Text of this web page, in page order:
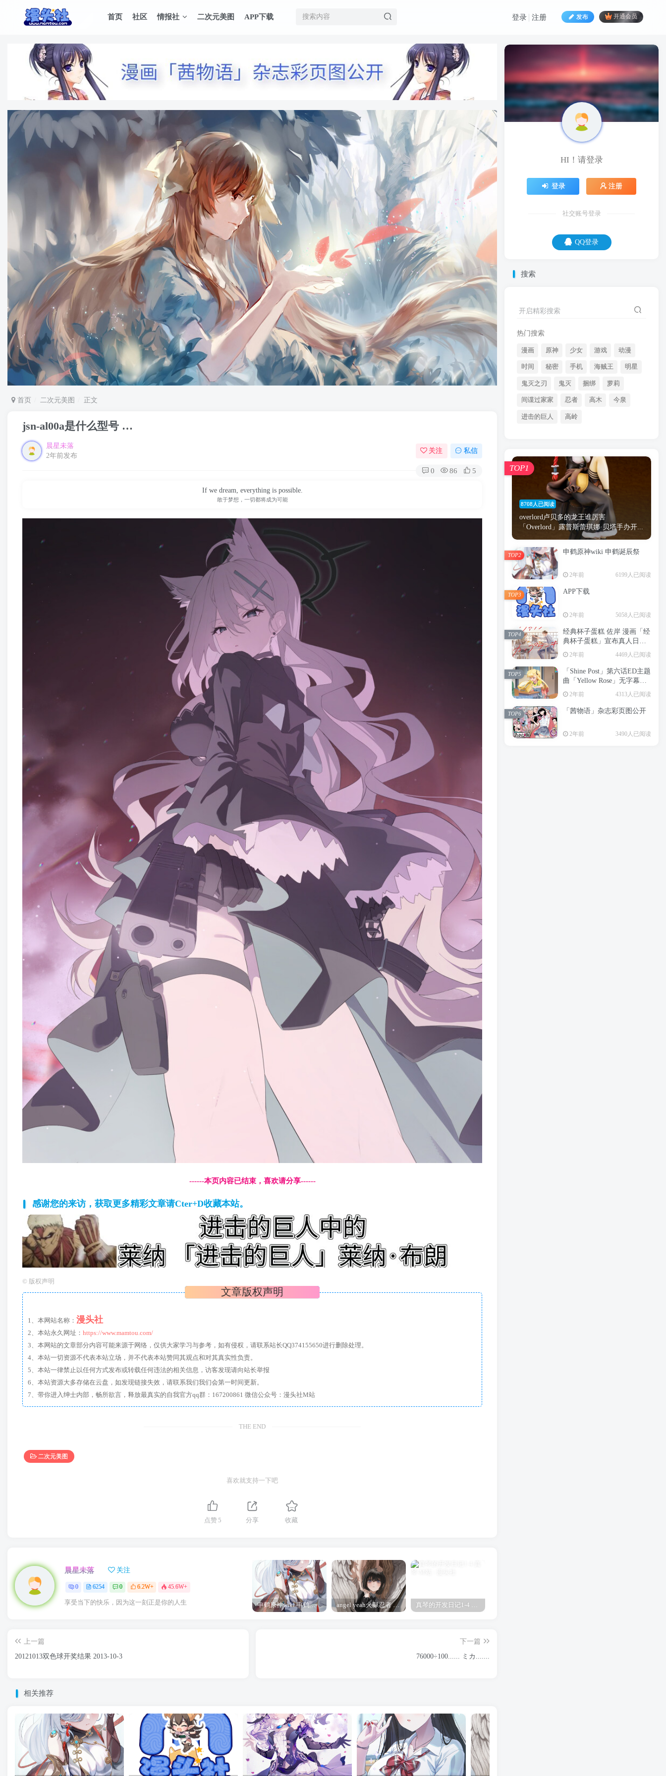
首页 社区 情报社 二次元美图 APP下载 发布 开通会员
登录 注册
首页 二次元美图 正文
jsn-al00a是什么型号 …
晨星未落
2年前发布
关注 私信
0 86 5
If we dream, everything is possible.
敢于梦想，一切都将成为可能
------本页内容已结束，喜欢请分享------
感谢您的来访，获取更多精彩文章请Cter+D收藏本站。
© 版权声明
文章版权声明
1、本网站名称： 漫头社
2、本站永久网址： https://www.mamtou.com/
3、本网站的文章部分内容可能来源于网络，仅供大家学习与参考，如有侵权，请联系站长QQ374155650进行删除处理。
4、本站一切资源不代表本站立场，并不代表本站赞同其观点和对其真实性负责。
5、本站一律禁止以任何方式发布或转载任何违法的相关信息，访客发现请向站长举报
6、本站资源大多存储在云盘，如发现链接失效，请联系我们我们会第一时间更新。
7、带你进入绅士内部，畅所欲言，释放最真实的自我官方qq群：167200861 微信公众号：漫头社M站
THE END
二次元美图
喜欢就支持一下吧
点赞 5 分享 收藏
晨星未落 关注
0 6254 0 6.2W+ 45.6W+
享受当下的快乐，因为这一刻正是你的人生 申鹤原神wiki 申鹤诞辰祭 angel yeah火影忍者 Angel 真琴的开发日记1-4 真琴
上一篇
20121013双色球开奖结果 2013-10-3
下一篇
76000÷100...... ミカ.......
相关推荐
HI！请登录
登录 注册
社交账号登录
QQ登录
搜索
开启精彩搜索
热门搜索
漫画 原神 少女 游戏 动漫
时间 秘密 手机 海贼王 明星
鬼灭之刃 鬼灭 捆绑 萝莉
间谍过家家 忍者 高木 今泉
进击的巨人 高岭
8708人已阅读
overlord卢贝多的龙王谁厉害
「Overlord」露普斯蕾琪娜·贝塔手办开...
TOP1
申鹤原神wiki 申鹤诞辰祭
2年前 6199人已阅读
TOP2
APP下载
2年前 5058人已阅读
TOP3
经典杯子蛋糕 佐岸 漫画「经
典杯子蛋糕」宣布真人日剧
化
2年前 4469人已阅读
TOP4
「Shine Post」第六话ED主题
曲「Yellow Rose」无字幕MV
公开
2年前 4313人已阅读
TOP5
「茜物语」杂志彩页图公开
2年前 3490人已阅读
TOP6
HI！请登录
登录 注册
社交账号登录
QQ登录
世界这么大 我想去看看。钱包那么小 你能
时间 秘密 手机 海贼王
鬼灭 捆绑 萝莉
间谍过家家 忍者 高木
进击的巨人 高岭
8708人已阅读
overlord卢贝多的龙王谁厉害
「Overlord」露普斯蕾琪娜·贝塔手办开...
TOP1
申鹤原神wiki 申鹤诞辰祭
2年前 6199人已阅读
TOP2
APP下载
2年前 5058人已阅读
TOP3
经典杯子蛋糕 佐岸 漫画「经
典杯子蛋糕」宣布真人日剧
TOP4